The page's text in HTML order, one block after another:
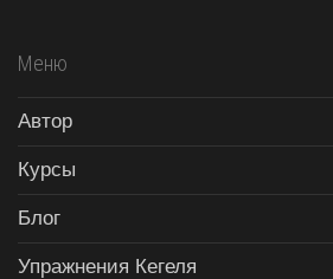
Меню
Автор
Курсы
Блог
Упражнения Кегеля